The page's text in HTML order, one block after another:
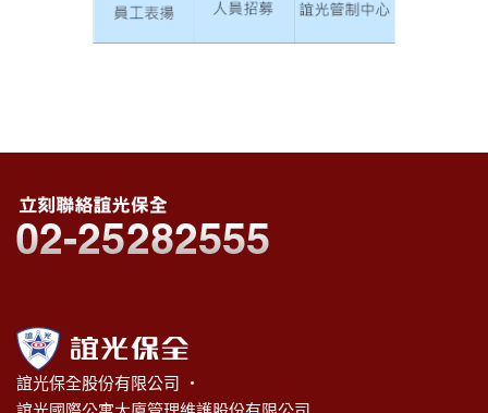
誼光保全股份有限公司 ‧